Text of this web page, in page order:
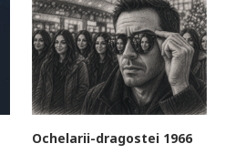
Ochelarii-dragostei 1966